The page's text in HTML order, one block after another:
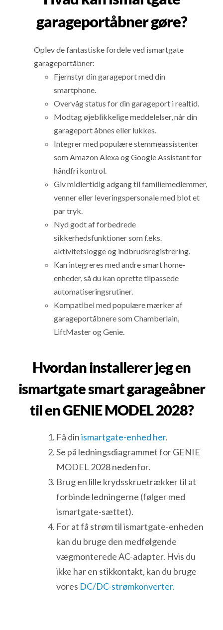
garageportåbner gøre?
Oplev de fantastiske fordele ved ismartgate
garageportåbner:
Fjernstyr din garageport med din
smartphone.
Overvåg status for din garageport i realtid.
Modtag øjeblikkelige meddelelser, når din
garageport åbnes eller lukkes.
Integrer med populære stemmeassistenter
som Amazon Alexa og Google Assistant for
håndfri kontrol.
Giv midlertidig adgang til familiemedlemmer,
venner eller leveringspersonale med blot et
par tryk.
Nyd godt af forbedrede
sikkerhedsfunktioner som f.eks.
aktivitetslogge og indbrudsregistrering.
Kan integreres med andre smart home-
enheder, så du kan oprette tilpassede
automatiseringsrutiner.
Kompatibel med populære mærker af
garageportåbnere som Chamberlain,
LiftMaster og Genie.
Hvordan installerer jeg en
ismartgate smart garageåbner
til en GENIE MODEL 2028?
Få dinismartgate-enhed her.
Se på ledningsdiagrammet for GENIE
MODEL 2028 nedenfor.
Brug en lille krydsskruetrækker til at
forbinde ledningerne (følger med
ismartgate-sættet).
For at få strøm til ismartgate-enheden
kan du bruge den medfølgende
vægmonterede AC-adapter. Hvis du
ikke har en stikkontakt, kan du bruge
vores DC/DC-strømkonverter.